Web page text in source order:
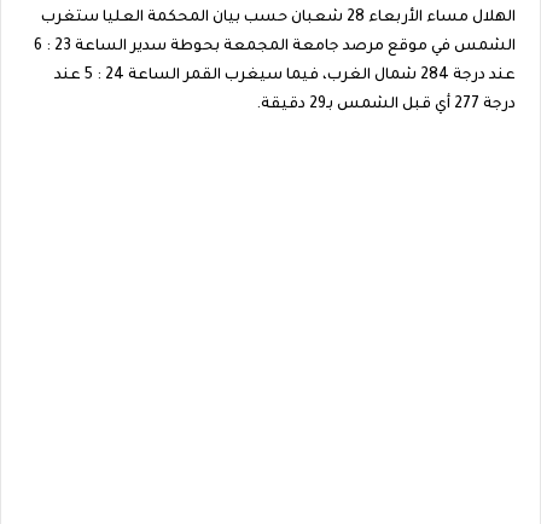
الهلال مساء الأربعاء 28 شعبان حسب بيان المحكمة العليا ستغرب
الشمس في موقع مرصد جامعة المجمعة بحوطة سدير الساعة 23 : 6
عند درجة 284 شمال الغرب، فيما سيغرب القمر الساعة 24 : 5 عند
درجة 277 أي قبل الشمس بـ29 دقيقة.